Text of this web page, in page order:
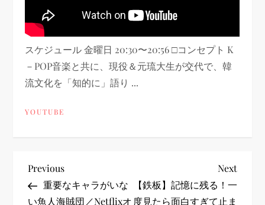
スケジュール 金曜日 20:30〜20:56 □コンセプト K
－POP音楽と共に、現役＆元琉大生が交代で、韓
流文化を「知的に」語り ...
YOUTUBE
投
Previous
Post
Previous
重要なキャラがいな
い魚人海賊団／Netflixオ
Next
Post
Next
【鉄板】記憶に残る！一
度見たら面白すぎて止ま